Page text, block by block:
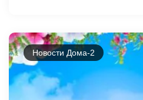
Новости Дома-2